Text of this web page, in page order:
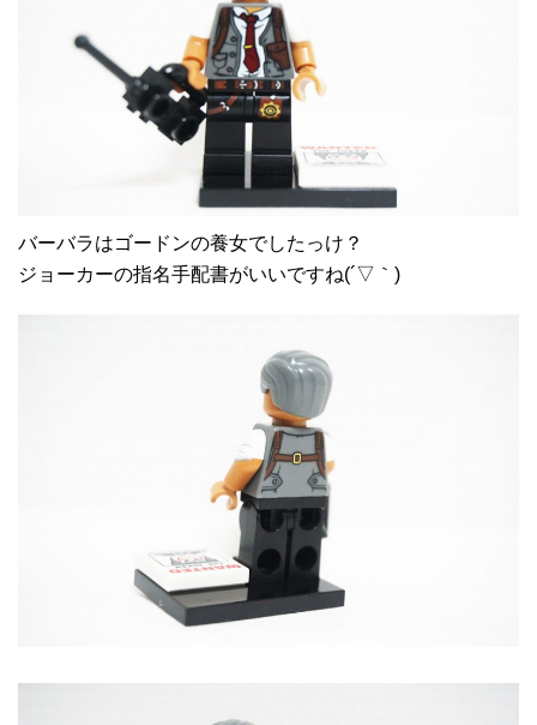
バーバラはゴードンの養女でしたっけ？
ジョーカーの指名手配書がいいですね(´▽｀)